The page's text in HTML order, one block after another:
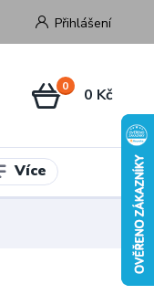
Přihlášení
0 0 Kč
Více